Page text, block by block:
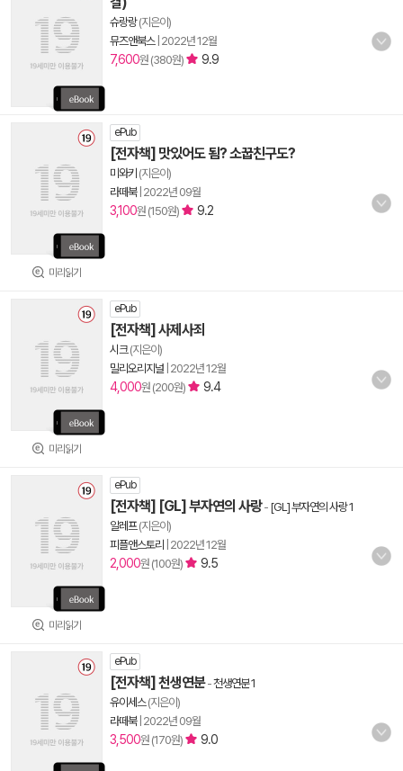
슈랑랑(지은이)
뮤즈앤북스| 2022년 12월
7,600원 (380원) 9.9
미리읽기
ePub
[전자책] 맛있어도 됨? 소꿉친구도?
미와키 (지은이)
라떼북| 2022년 09월
3,100원 (150원) 9.2
미리읽기
ePub
[전자책] 사제사죄
시크(지은이)
밀리오리지널 2022년 12월
4,000원 (200원) 9.4
미리읽기
ePub
[전자책] [GL] 부자연의 사랑- [GL] 부자연의 사랑 1
알레프(지은이)
피플앤스토리
2022년 12월
2,000원 (100원) 9.5
ePub
[전자책] 천생연분-천생연분 1
유이세스(지은이)
라떼북| 2022년 09월
3,500원 (170원) 9.0